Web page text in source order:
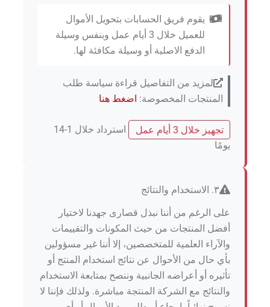
يقوم فريق الحسابات بتحويل الأموال
للعميل خلال 3 أيام عمل وبنفس وسيلة
الدفع الاصلية أو وسيلة مكافئة لها.
لمزيد من التفاصيل قراءة سياسة طلب
المنتجات المخصوصة:اضغط هنا
تجهيز خلال 3 أيام عمل
استرداد خلال 1-14
يومًا
٣. الاستخدام والنتائج
على الرغم من أننا نبذل قصارى جهدنا لاختيار
أفضل المنتجات من حيث المكونات والتقييمات
والآراء العلمية للمتخصصين، إلا أننا غير مسؤولين
بأي حال من الأحوال عن نتائج استخدام المنتج أو
تأثيره أو أعراضه الجانبية وننصح بمتابعة الاستخدام
والنتائج مع الشركة المنتجة مباشرة. ولذلك فإننا لا